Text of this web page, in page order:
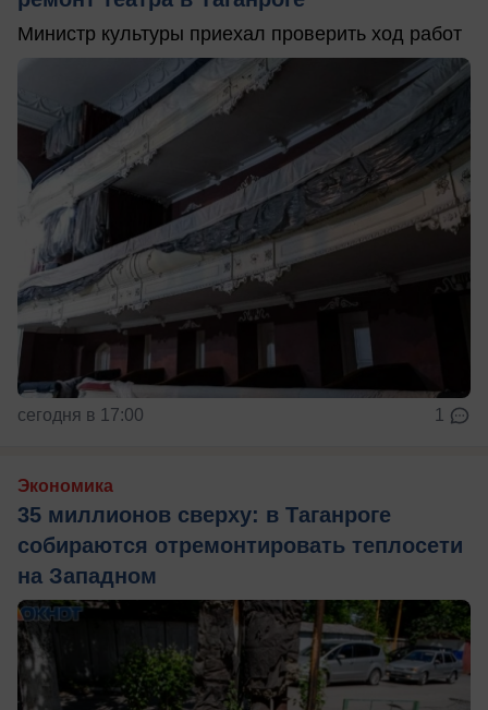
Министр культуры приехал проверить ход работ
сегодня в 17:00 1
Экономика
35 миллионов сверху: в Таганроге
собираются отремонтировать теплосети
на Западном